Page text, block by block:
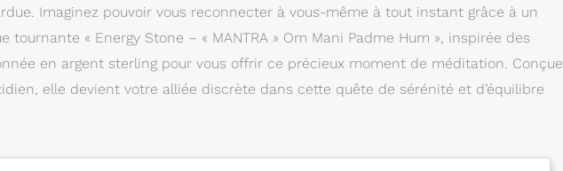
Imaginez pouvoir vous reconnecter à vous-même à tout instant grâce à un
« Energy Stone – « MANTRA » Om Mani Padme Hum », inspirée des
en argent sterling pour vous offrir ce précieux moment de méditation. Conçue
elle devient votre alliée discrète dans cette quête de sérénité et d’équilibre